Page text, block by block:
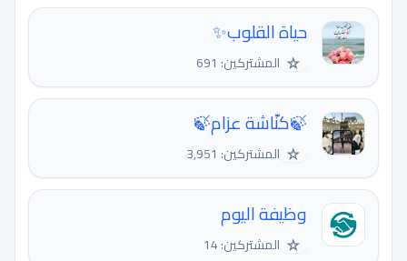
حياة القلوب✨
☆ المشتركين: 691
🍃كنّاشة عزام🍃
☆ المشتركين: 3,951
وظيفة اليوم
☆ المشتركين: 14